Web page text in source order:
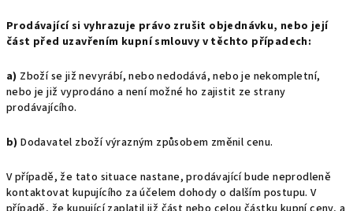
Prodávající si vyhrazuje právo zrušit objednávku, nebo její
část před uzavřením kupní smlouvy v těchto případech:
a) Zboží se již nevyrábí, nebo nedodává, nebo je nekompletní,
nebo je již vyprodáno a není možné ho zajistit ze strany
prodávajícího.
b) Dodavatel zboží výrazným způsobem změnil cenu.
V případě, že tato situace nastane, prodávající bude neprodleně
kontaktovat kupujícího za účelem dohody o dalším postupu. V